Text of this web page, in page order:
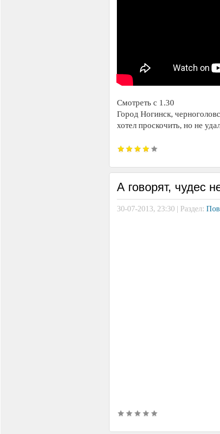
Смотреть с 1.30
Город Ногинск,
хотел проскочить, но не
А говорят, чудес
30-07-2013, 23:30 | Раздел: